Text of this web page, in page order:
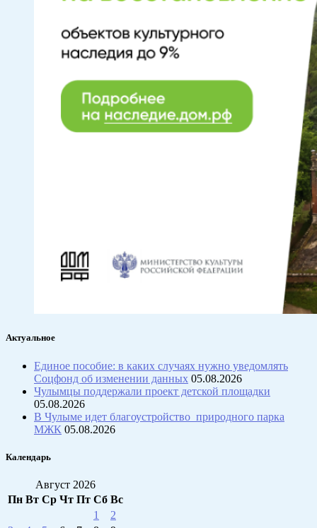
Актуальное
Единое пособие: в каких случаях нужно уведомлять
Соцфонд об изменении данных 05.08.2026
Чулымцы поддержали проект детской площадки
05.08.2026
В Чулыме идет благоустройство природного парка
МЖК 05.08.2026
Календарь
Август 2026
Пн Вт Ср Чт Пт Сб Вс
1
2